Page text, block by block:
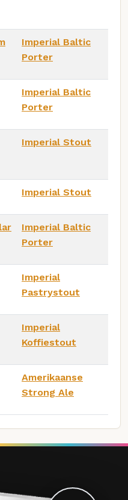
Imperial Baltic
Porter
Imperial Baltic
Porter
Imperial Stout
Imperial Stout
Imperial Baltic
Porter
Imperial
Pastrystout
Imperial
Koffiestout
Amerikaanse
Strong Ale